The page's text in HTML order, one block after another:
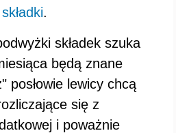
składki.
składek szuka
będą znane
posłowie lewicy chcą
się z
i poważnie